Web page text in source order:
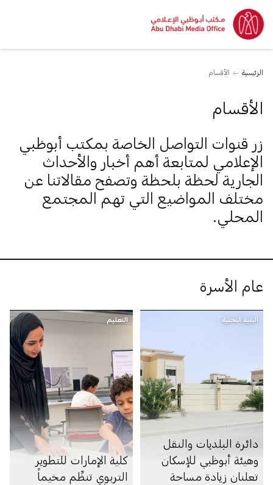
الرئيسية الأقسام
الأقسام
زر قنوات التواصل الخاصة بمكتب أبوظبي
الإعلامي لمتابعة أهم أخبار والأحداث
الجارية لحظة بلحظة وتصفح مقالاتنا عن
مختلف المواضيع التي تهم المجتمع
المحلي.
عام الأسرة
البنية التحتية
دائرة البلديات والنقل
وهيئة أبوظبي للإسكان
تعلنان زيادة مساحة
التعليم
كلية الإمارات للتطوير
التربوي تنظِّم مخيماً